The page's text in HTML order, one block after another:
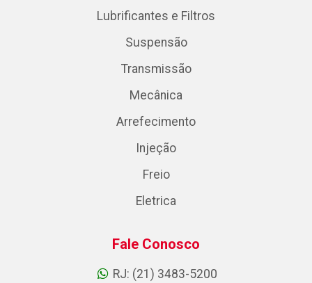
Lubrificantes e Filtros
Suspensão
Transmissão
Mecânica
Arrefecimento
Injeção
Freio
Eletrica
Fale Conosco
RJ: (21) 3483-5200